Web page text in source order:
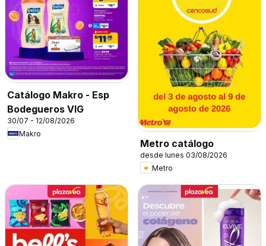
Catálogo Makro - Esp
Bodegueros VIG
30/07 - 12/08/2026
Makro
Metro catálogo
desde lunes 03/08/2026
Metro